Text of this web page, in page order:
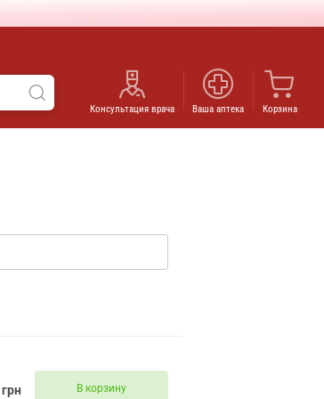
Консультация врача Ваша аптека Корзина
грн В корзину